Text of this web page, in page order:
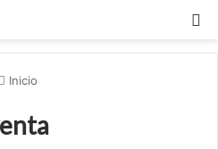
Inicio